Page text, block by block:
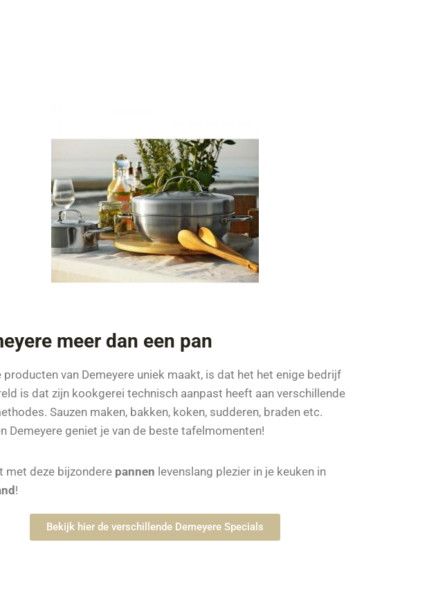
meer dan een pan
producten van Demeyere uniek maakt, is dat het het enige bedrijf
is dat zijn kookgerei technisch aanpast heeft aan verschillende
Sauzen maken, bakken, koken, sudderen, braden etc.
Demeyere geniet je van de beste tafelmomenten!
met deze bijzondere pannen levenslang plezier in je keuken in
!
Bekijk hier de verschillende Demeyere Specials